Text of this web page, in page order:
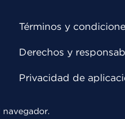
Términos y
Derechos y
Privacidad de